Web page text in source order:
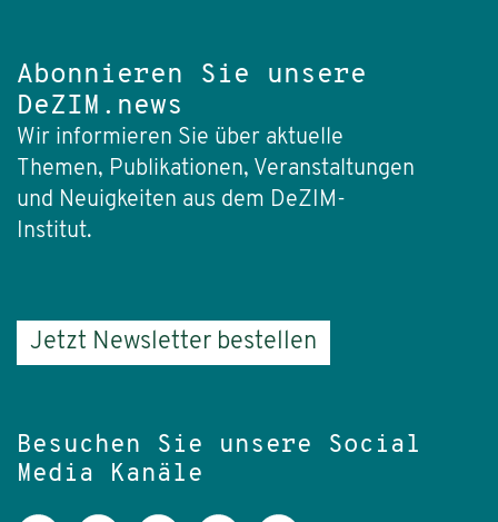
Abonnieren Sie unsere
DeZIM.news
Wir informieren Sie über aktuelle
Themen, Publikationen, Veranstaltungen
und Neuigkeiten aus dem DeZIM-
Institut.
Jetzt Newsletter bestellen
Besuchen Sie unsere Social
Media Kanäle